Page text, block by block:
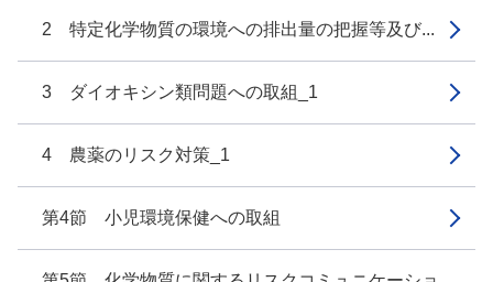
2 特定化学物質の環境への排出量の把握等及び...
3 ダイオキシン類問題への取組_1
4 農薬のリスク対策_1
第4節 小児環境保健への取組